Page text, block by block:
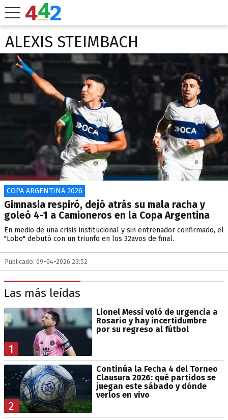
ALEXIS STEIMBACH
COPA ARGENTINA 2026
Gimnasia respiró, dejó atrás su mala racha y
goleó 4-1 a Camioneros en la Copa Argentina
En medio de una crisis institucional y sin entrenador confirmado, el
"Lobo" debutó con un triunfo en los 32avos de final.
Publicado: 09-04-2026 23:52
Las más leídas
1
Lionel Messi voló de urgencia a
Rosario y hay incertidumbre
por su regreso al fútbol
2
Continúa la Fecha 4 del Torneo
Clausura 2026: qué partidos se
juegan este sábado y dónde
verlos en vivo